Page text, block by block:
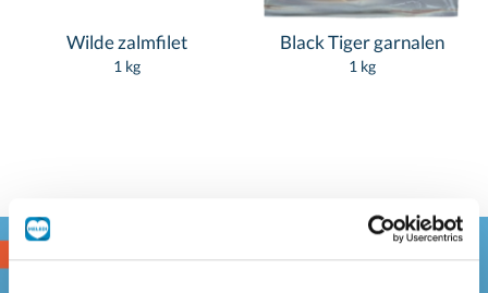
Wilde zalmfilet
1 kg
Black Tiger garnalen
1 kg